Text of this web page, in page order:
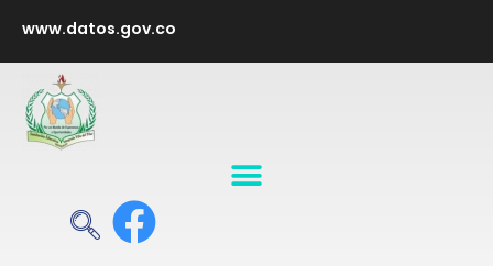
www.datos.gov.co